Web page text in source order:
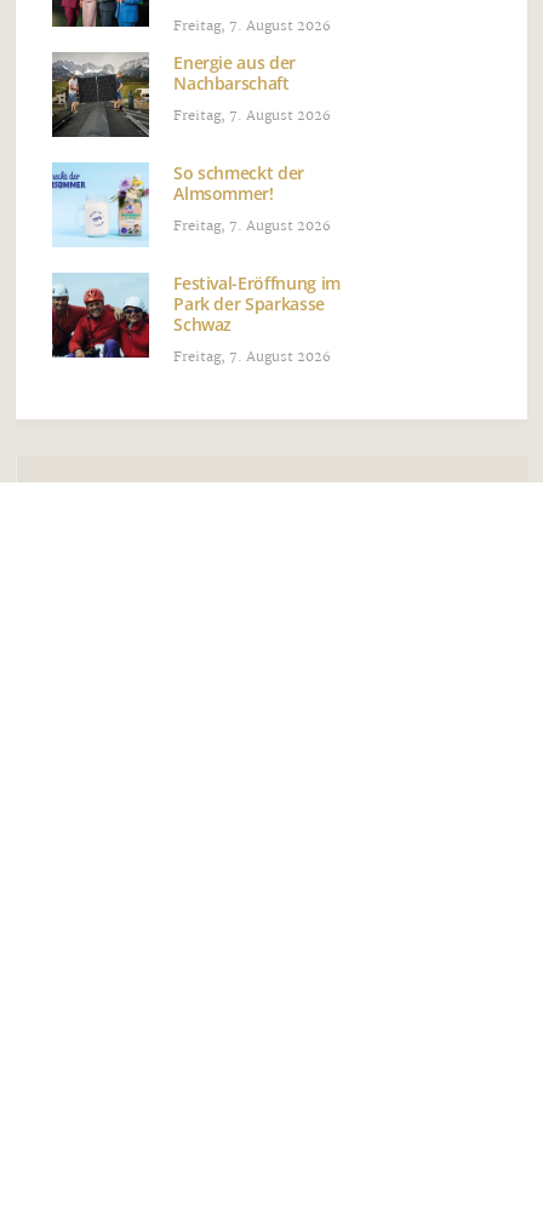
Freitag, 7. August 2026
Energie aus der
Nachbarschaft
Freitag, 7. August 2026
So schmeckt der
Almsommer!
Freitag, 7. August 2026
Festival-Eröffnung im
Park der Sparkasse
Schwaz
Freitag, 7. August 2026